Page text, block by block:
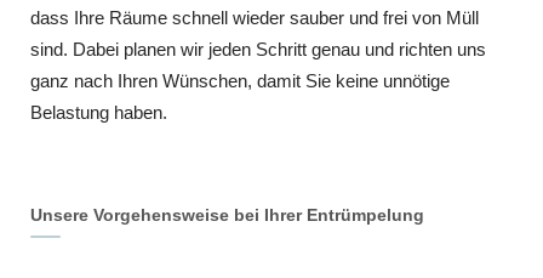
dass Ihre Räume schnell wieder sauber und frei von Müll
sind. Dabei planen wir jeden Schritt genau und richten uns
ganz nach Ihren Wünschen, damit Sie keine unnötige
Belastung haben.
Unsere Vorgehensweise bei Ihrer Entrümpelung